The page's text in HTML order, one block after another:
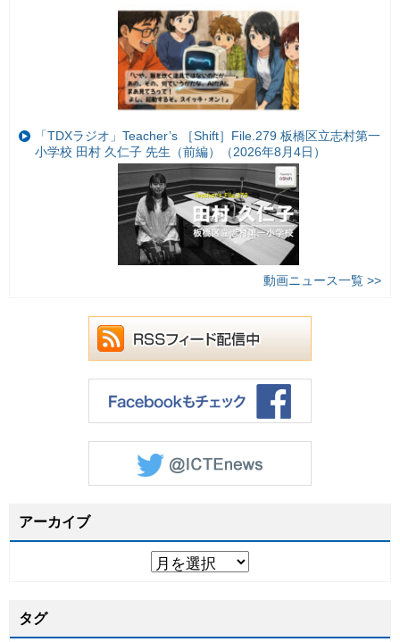
「TDXラジオ」Teacher’s ［Shift］File.279 板橋区立志村第一
小学校 田村 久仁子 先生（前編）（2026年8月4日）
動画ニュース一覧 >>
アーカイブ
タグ